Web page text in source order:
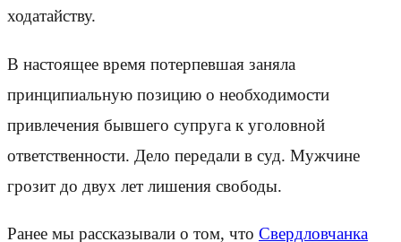
ходатайству.
В настоящее время потерпевшая заняла
принципиальную позицию о необходимости
привлечения бывшего супруга к уголовной
ответственности. Дело передали в суд. Мужчине
грозит до двух лет лишения свободы.
Ранее мы рассказывали о том, что Свердловчанка